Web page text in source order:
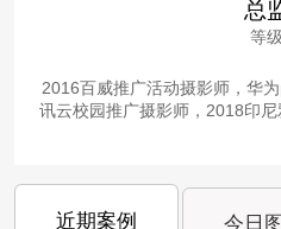
总
等级
2016百威推广活动摄影师，华
讯云校园推广摄影师，2018印
近期案例 今日